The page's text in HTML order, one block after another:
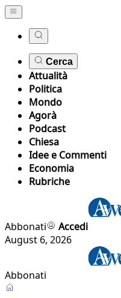
Cerca
Attualità
Politica
Mondo
Agorà
Podcast
Chiesa
Idee e Commenti
Economia
Rubriche
Abbonati
Accedi
August 6, 2026
Abbonati